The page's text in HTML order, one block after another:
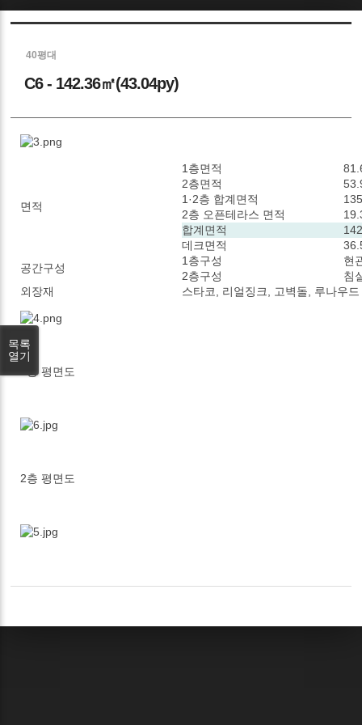
40평대
C6 - 142.36㎡(43.04py)
면적
1층면적
2층면적
1·2층 합계면적
2층 오픈테라스 면적
합계면적
데크면적
공간구성
1층구성
현
2층구성
침
외장재
스타코, 리얼징크, 고벽돌, 루나우드
1층 평면도
2층 평면도
목록
열기
Sketchbook5, 스케치북5
Sketchbook5, 스케치북5